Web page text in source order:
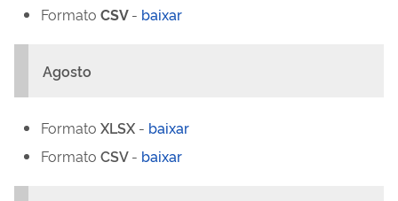
Formato CSV- baixar
Agosto
Formato XLSX - baixar
Formato CSV- baixar